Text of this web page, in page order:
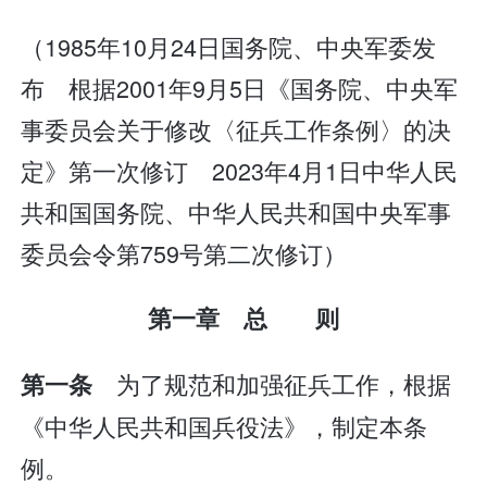
（1985年10月24日国务院、中央军委发
布 根据2001年9月5日《国务院、中央军
事委员会关于修改〈征兵工作条例〉的决
定》第一次修订 2023年4月1日中华人民
共和国国务院、中华人民共和国中央军事
委员会令第759号第二次修订）
第一章 总 则
第一条 为了规范和加强征兵工作，根据
《中华人民共和国兵役法》，制定本条
例。